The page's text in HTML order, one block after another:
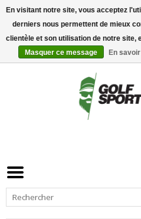
En visitant notre site, vous acceptez
derniers nous permettent de mieux
clientèle et son utilisation de notre site,
Masquer ce message
En